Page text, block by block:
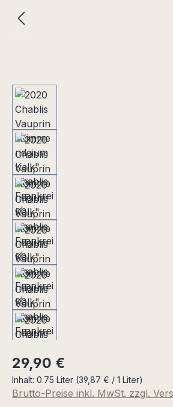
Regulärer Preis:
29,90 €
Inhalt: 0.75 Liter (39,87 € / 1 Liter)
Brutto-Preise inkl. MwSt. zzgl.